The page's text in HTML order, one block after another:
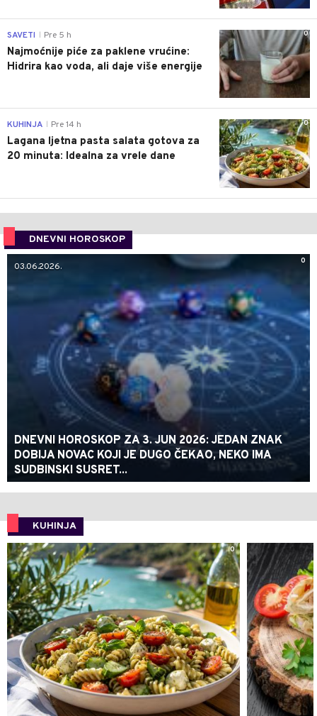
0
SAVETI Pre 5 h
Najmoćnije piće za paklene vrućine:
Hidrira kao voda, ali daje više energije
0
KUHINJA Pre 14 h
Lagana ljetna pasta salata gotova za
20 minuta: Idealna za vrele dane
DNEVNI HOROSKOP
0
03.06.2026.
DNEVNI HOROSKOP ZA 3. JUN 2026: JEDAN ZNAK
DOBIJA NOVAC KOJI JE DUGO ČEKAO, NEKO IMA
SUDBINSKI SUSRET...
KUHINJA
0